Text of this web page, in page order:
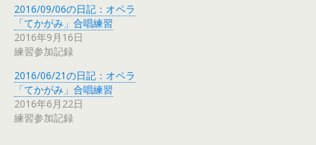
2016/09/06の日記：オペラ
「てかがみ」合唱練習
2016年9月16日
練習参加記録
2016/06/21の日記：オペラ
「てかがみ」合唱練習
2016年6月22日
練習参加記録